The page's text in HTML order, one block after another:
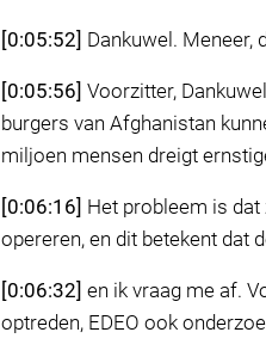
[0:05:52] Dankuwel. Meneer,
[0:05:56] Voorzitter,
burgers van Afghanistan
miljoen mensen dreigt
[0:06:16] Het probleem is dat
opereren, en dit betekent dat
[0:06:32] en ik vraag me af.
optreden, EDEO ook